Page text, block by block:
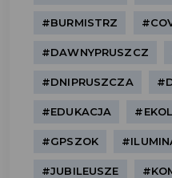
#BURMISTRZ
#DAWNYPRUSZCZ
#DNIPRUSZCZA
#EDUKACJA
#GPSZOK
#JUBILEUSZE